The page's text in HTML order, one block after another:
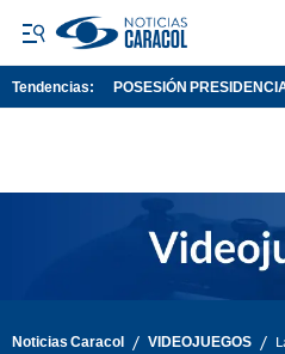
Tendencias: POSESIÓN
Noticias Caracol / VIDEOJUEGOS /